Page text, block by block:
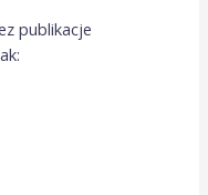
publikacje